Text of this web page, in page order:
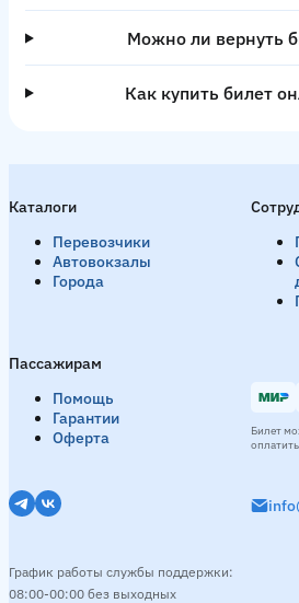
Можно ли вернуть
Как купить билет
Каталоги
Перевозчики
Автовокзалы
Города
Пассажирам
Помощь
Гарантии
Оферта
График работы службы поддержки:
08:00-00:00 без выходных
Билет